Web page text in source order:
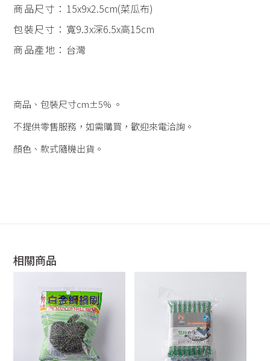
商品尺寸： 15x9x2.5cm(菜瓜布)
包裝尺寸： 寬9.3x深6.5x高15cm
商品產地： 台灣
商品、包裝尺寸cm±5% 。
不提供零售服務，如需購買，歡迎來電洽詢。
顏色、款式隨機出貨。
相關商品